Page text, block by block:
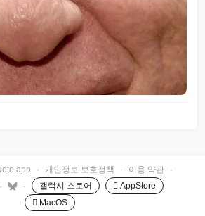
· 개인정보 보호정책 · 이용 약관
·
· · 갤럭시 스토어
 AppStore
 MacOS